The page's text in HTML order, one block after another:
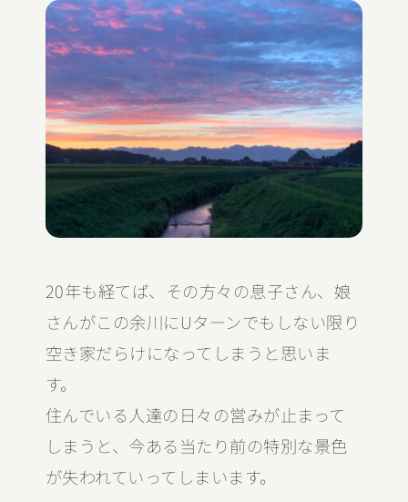
20年も経てば、その方々の息子さん、娘
さんがこの余川にUターンでもしない限り
空き家だらけになってしまうと思いま
す。
住んでいる人達の日々の営みが止まって
しまうと、今ある当たり前の特別な景色
が失われていってしまいます。